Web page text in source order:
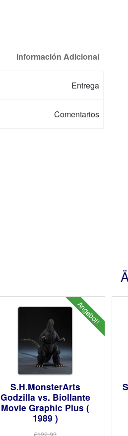
Información Adicional
Entrega
Comentarios
Angebot!
S.H.MonsterArts
Godzilla vs. Biollante
Movie Graphic Plus (
1989 )